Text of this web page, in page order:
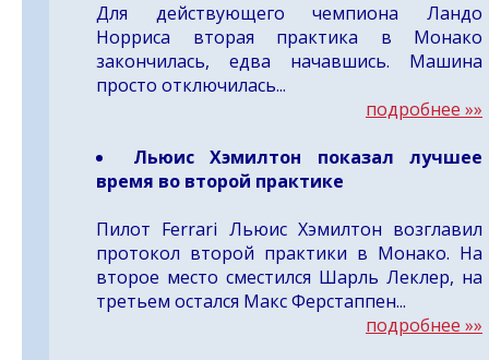
Для действующего чемпиона Ландо
Норриса вторая практика в Монако
закончилась, едва начавшись. Машина
просто отключилась...
подробнее »»
Льюис Хэмилтон показал лучшее
время во второй практике
Пилот Ferrari Льюис Хэмилтон возглавил
протокол второй практики в Монако. На
второе место сместился Шарль Леклер, на
третьем остался Макс Ферстаппен...
подробнее »»